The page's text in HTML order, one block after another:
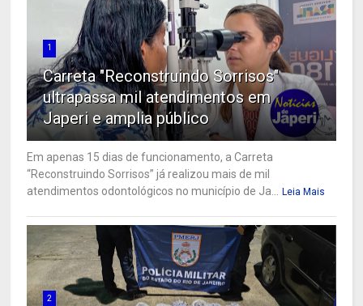
1
Carreta "Reconstruindo Sorrisos"
ultrapassa mil atendimentos em
Japeri e amplia público
Em apenas 15 dias de funcionamento, a Carreta
“Reconstruindo Sorrisos” já realizou mais de mil
atendimentos odontológicos no município de Ja...
Leia Mais
2